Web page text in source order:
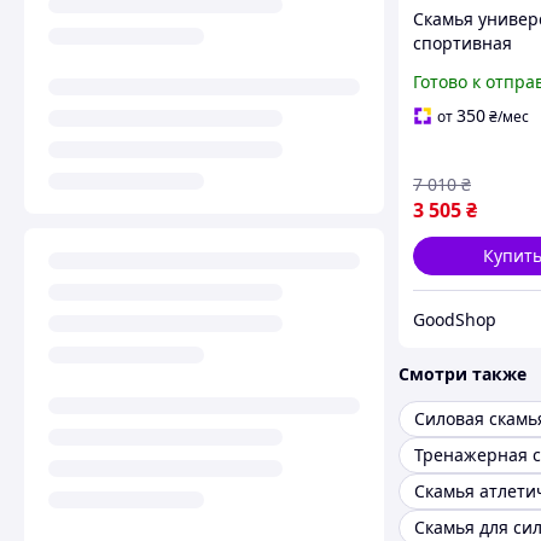
Скамья
спортивная
конструкция
силовых
Готово к
от350₴/мес
3 505₴
7 010 ₴
Купить
GoodShop
Смотри также
Силовая
Тренажерная